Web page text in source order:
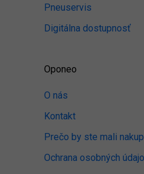
Pneuservis
Digitálna dostupnosť
Oponeo
O nás
Kontakt
Prečo by ste mali
Ochrana osobných